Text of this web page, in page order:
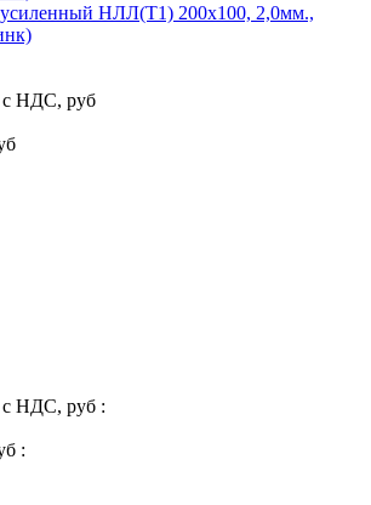
НЛЛ(Т1) 200х100, 2,0мм.,
с НДС, руб
НДС, руб :
: